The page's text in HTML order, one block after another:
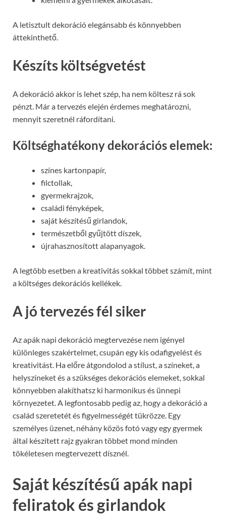
A letisztult dekoráció elegánsabb és könnyebben
áttekinthető.
Készíts költségvetést
A dekoráció akkor is lehet szép, ha nem költesz rá sok
pénzt. Már a tervezés elején érdemes meghatározni,
mennyit szeretnél ráfordítani.
Költséghatékony dekorációs elemek:
színes kartonpapír,
filctollak,
gyermekrajzok,
családi fényképek,
saját készítésű girlandok,
természetből gyűjtött díszek,
újrahasznosított alapanyagok.
A legtöbb esetben a kreativitás sokkal többet számít, mint
a költséges dekorációs kellékek.
A jó tervezés fél siker
Az apák napi dekoráció megtervezése nem igényel
különleges szakértelmet, csupán egy kis odafigyelést és
kreativitást. Ha előre átgondolod a stílust, a színeket, a
helyszíneket és a szükséges dekorációs elemeket, sokkal
könnyebben alakíthatsz ki harmonikus és ünnepi
környezetet. A legfontosabb pedig az, hogy a dekoráció a
család szeretetét és figyelmességét tükrözze. Egy
személyes üzenet, néhány közös fotó vagy egy gyermek
által készített rajz gyakran többet mond minden
tökéletesen megtervezett dísznél.
Saját készítésű apák napi
feliratok és girlandok